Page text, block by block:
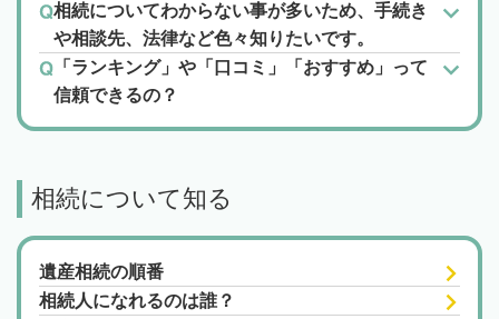
相続についてわからない事が多いため、手続き
や相談先、法律など色々知りたいです。
「ランキング」や「口コミ」「おすすめ」って
信頼できるの？
相続について知る
遺産相続の順番
相続人になれるのは誰？